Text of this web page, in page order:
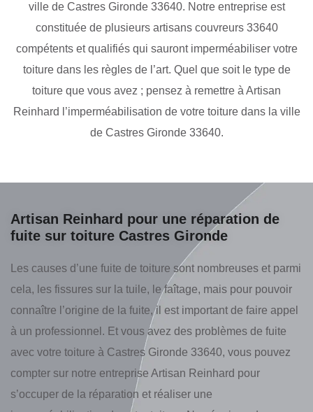
ville de Castres Gironde 33640. Notre entreprise est
constituée de plusieurs artisans couvreurs 33640
compétents et qualifiés qui sauront imperméabiliser votre
toiture dans les règles de l’art. Quel que soit le type de
toiture que vous avez ; pensez à remettre à Artisan
Reinhard l’imperméabilisation de votre toiture dans la ville
de Castres Gironde 33640.
Artisan Reinhard pour une réparation de
fuite sur toiture Castres Gironde
Les causes d’une fuite de toiture sont nombreuses et parmi
cela, les fissures sur la tuile, le faîtage, mais pour pouvoir
connaître l’origine de la fuite, il est important de faire appel
à un professionnel. Et vous avez des problèmes de fuite
avec votre toiture à Castres Gironde 33640, vous pouvez
compter sur notre entreprise Artisan Reinhard pour
s’occuper de la réparation et réaliser une